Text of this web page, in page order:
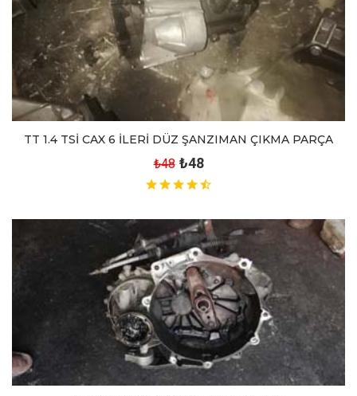
TT 1.4 TSİ CAX 6 İLERİ DÜZ ŞANZIMAN ÇIKMA PARÇA
₺48 ₺48